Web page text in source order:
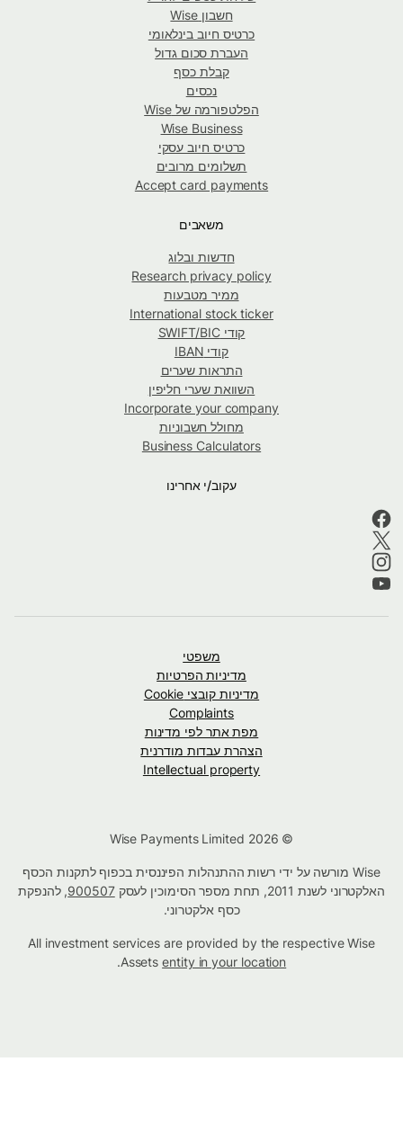
חשבון Wise
כרטיס חיוב בינלאומי
העברת סכום גדול
קבלת כסף
נכסים
הפלטפורמה של Wise
Wise Business
כרטיס חיוב עסקי
תשלומים מרובים
Accept card payments
משאבים
חדשות ובלוג
Research privacy policy
ממיר מטבעות
International stock ticker
קודי SWIFT/BIC
קודי IBAN
התראות שערים
השוואת שערי חליפין
Incorporate your company
מחולל חשבוניות
Business Calculators
עקוב/י אחרינו
משפטי
מדיניות הפרטיות
מדיניות קובצי Cookie
Complaints
מפת אתר לפי מדינות
הצהרת עבדות מודרנית
Intellectual property
Wise מורשה על ידי רשות ההתנהלות הפיננסית בכפוף לתקנות הכסף
האלקטרוני לשנת 2011, תחת מספר הסימוכין לעסק
900507, להנפקת
כסף אלקטרוני.
All investment services are provided by the respective Wise
Assetsentity in your location
.